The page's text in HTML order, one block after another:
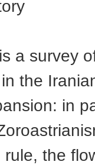
a survey
the
in
rule, the